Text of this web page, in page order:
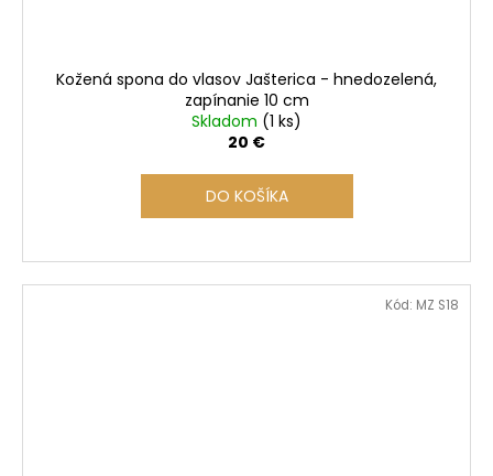
Kožená spona do vlasov Jašterica - hnedozelená,
zapínanie 10 cm
Skladom (1 ks)
20 €
DO KOŠÍKA
Kód: MZ S18